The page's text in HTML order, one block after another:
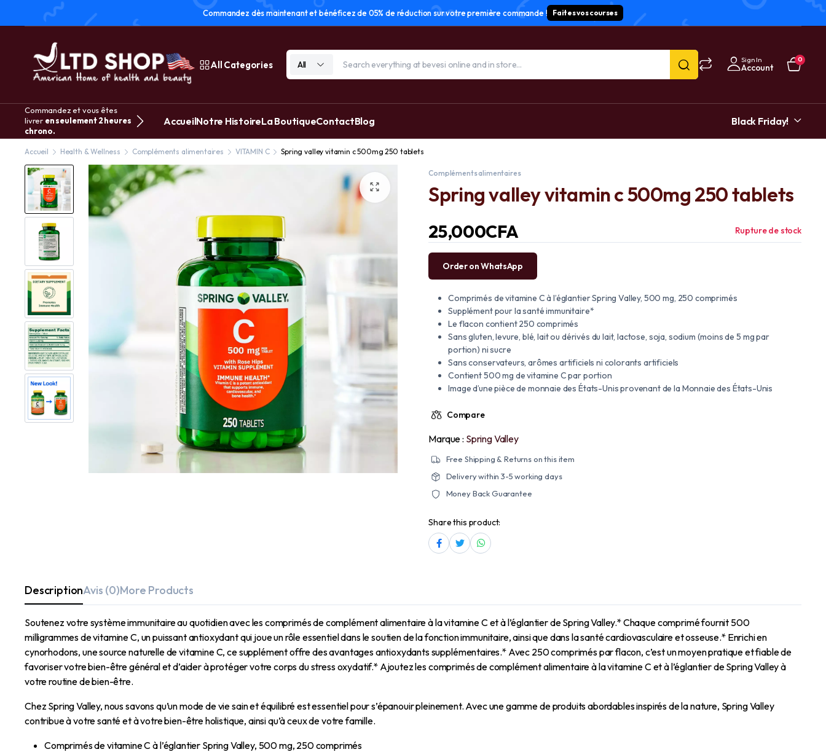
Commandez dès maintenant et bénéficez de 05% de réduction sur votre première commande ! Faites vos courses
All Categories All Sign In
Account
0
Commandez et vous êtes
livrer en seulement 2 heures
chrono.
AccueilNotre HistoireLa BoutiqueContactBlog Black Friday!
Accueil Health & Wellness Compléments alimentaires VITAMIN C Spring valley vitamin c 500mg 250 tablets
Compléments alimentaires
Spring valley vitamin c 500mg 250 tablets
25,000CFA Rupture de stock
Order on WhatsApp
Comprimés de vitamine C à l’églantier Spring Valley, 500 mg, 250 comprimés
Supplément pour la santé immunitaire*
Le flacon contient 250 comprimés
Sans gluten, levure, blé, lait ou dérivés du lait, lactose, soja, sodium (moins de 5 mg par
portion) ni sucre
Sans conservateurs, arômes artificiels ni colorants artificiels
Contient 500 mg de vitamine C par portion
Image d’une pièce de monnaie des États-Unis provenant de la Monnaie des États-Unis
Compare
Marque : Spring Valley
Free Shipping & Returns on this item
Delivery within 3-5 working days
Money Back Guarantee
Share this product:
DescriptionAvis (0)More Products
Soutenez votre système immunitaire au quotidien avec les comprimés de complément alimentaire à la vitamine C et à l’églantier de Spring Valley.* Chaque comprimé fournit 500
milligrammes de vitamine C, un puissant antioxydant qui joue un rôle essentiel dans le soutien de la fonction immunitaire, ainsi que dans la santé cardiovasculaire et osseuse.* Enrichi en
cynorhodons, une source naturelle de vitamine C, ce supplément offre des avantages antioxydants supplémentaires.* Avec 250 comprimés par flacon, c’est un moyen pratique et fiable de
favoriser votre bien-être général et d’aider à protéger votre corps du stress oxydatif.* Ajoutez les comprimés de complément alimentaire à la vitamine C et à l’églantier de Spring Valley à
votre routine de bien-être.
Chez Spring Valley, nous savons qu’un mode de vie sain et équilibré est essentiel pour s’épanouir pleinement. Avec une gamme de produits abordables inspirés de la nature, Spring Valley
contribue à votre santé et à votre bien-être holistique, ainsi qu’à ceux de votre famille.
Comprimés de vitamine C à l’églantier Spring Valley, 500 mg, 250 comprimés